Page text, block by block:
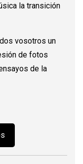
la transición
vosotros un
de fotos
de la